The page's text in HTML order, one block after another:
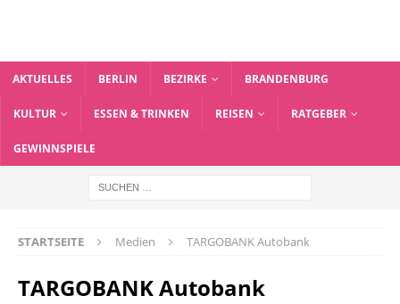
AKTUELLES BERLIN BEZIRKE BRANDENBURG
KULTUR ESSEN & TRINKEN REISEN RATGEBER
GEWINNSPIELE
STARTSEITE Medien TARGOBANK Autobank
TARGOBANK Autobank